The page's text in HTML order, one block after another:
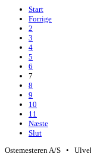
Start
Forrige
2
3
4
5
6
7
8
9
10
11
Næste
Slut
Ostemesteren A/S •